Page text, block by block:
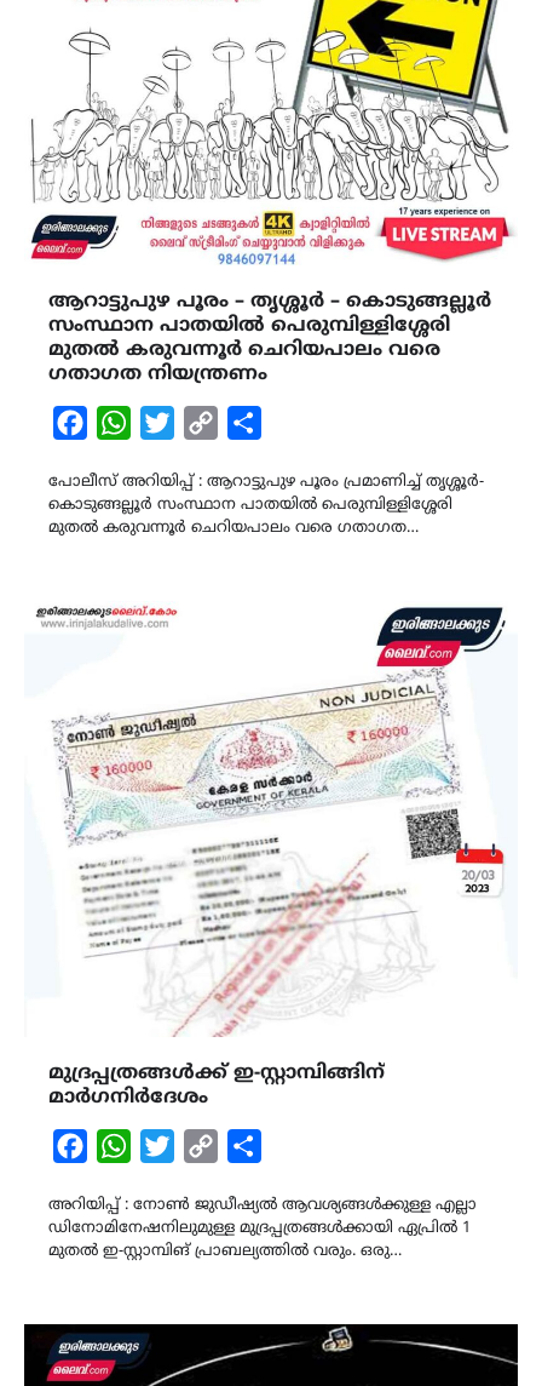
ആറാട്ടുപുഴ പൂരം – തൃശ്ശൂർ – കൊടുങ്ങല്ലൂർ
സംസ്ഥാന പാതയിൽ പെരുമ്പിള്ളിശ്ശേരി
മുതൽ കരുവന്നൂർ ചെറിയപാലം വരെ
ഗതാഗത നിയന്ത്രണം
FacebookWhatsAppTwitterCopy
പോലീസ് അറിയിപ്പ് : ആറാട്ടുപുഴ പൂരം പ്രമാണിച്ച് തൃശ്ശൂർ-
കൊടുങ്ങല്ലൂർ സംസ്ഥാന പാതയിൽ പെരുമ്പിള്ളിശ്ശേരി
മുതൽ കരുവന്നൂർ ചെറിയപാലം വരെ ഗതാഗത…
മുദ്രപ്പത്രങ്ങൾക്ക് ഇ-സ്റ്റാമ്പിങ്ങിന്
മാർഗനിർദേശം
FacebookWhatsAppTwitterCopy
അറിയിപ്പ് : നോൺ ജുഡീഷ്യൽ ആവശ്യങ്ങൾക്കുള്ള എല്ലാ
ഡിനോമിനേഷനിലുമുള്ള മുദ്രപ്പത്രങ്ങൾക്കായി ഏപ്രിൽ 1
മുതൽ ഇ-സ്റ്റാമ്പിങ് പ്രാബല്യത്തിൽ വരും. ഒരു…